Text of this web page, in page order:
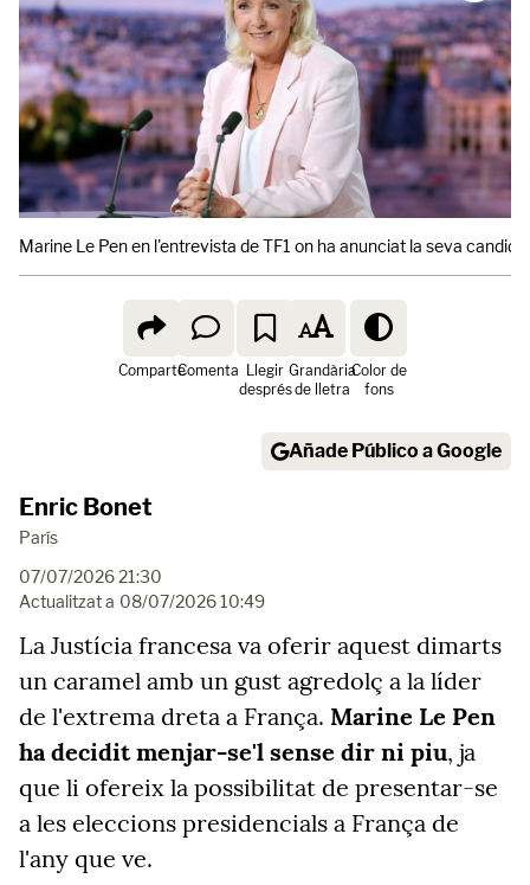
Marine Le Pen en l'entrevista de TF1 on ha anunciat la seva
ComparteComenta Llegir
després
Grandària
de lletra
Color de
fons
Añade Público a Google
Enric Bonet
París
07/07/2026 21:30
Actualitzat a 08/07/2026 10:49
La Justícia francesa va oferir aquest dimarts
un caramel amb un gust agredolç a la líder
de l'extrema dreta a França. Marine Le Pen
ha decidit menjar-se'l sense dir ni piu, ja
que li ofereix la possibilitat de presentar-se
a les eleccions presidencials a França de
l'any que ve.